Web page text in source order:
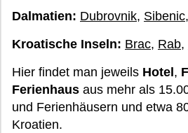
Dalmatien: Dubrovnik, Sibenic,
Kroatische Inseln: Brac, Rab,
Hier findet man jeweils Hotel,
Ferienhaus aus mehr als
und Ferienhäusern und etwa
Kroatien.